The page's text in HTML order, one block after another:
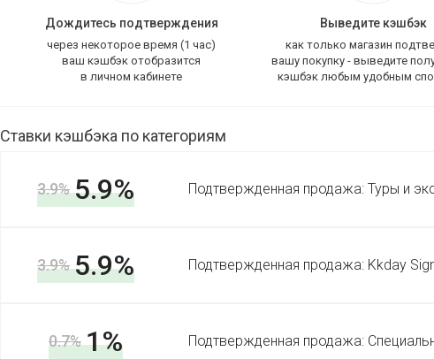
Дождитесь подтверждения
через некоторое время (1 час)
ваш кэшбэк отобразится
в личном кабинете
Выведите кэшбэк
как только магазин
вашу покупку - выведите
кэшбэк любым удобным
Ставки кэшбэка по категориям
3.9% 5.9% Подтвержденная продажа: Туры и
3.9% 5.9% Подтвержденная продажа: Kkday
0.7% 1% Подтвержденная продажа: